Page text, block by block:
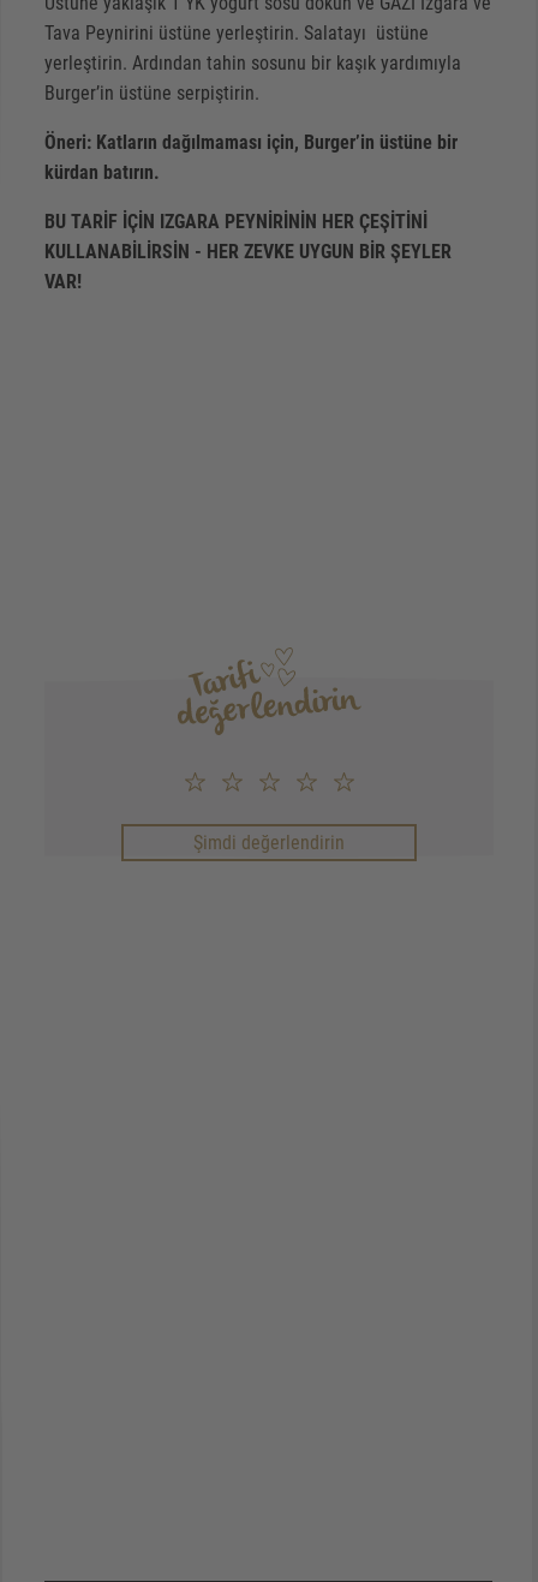
Tava Peynirini üstüne yerleştirin. Salatayı üstüne
yerleştirin. Ardından tahin sosunu bir kaşık yardımıyla
Burger’in üstüne serpiştirin.
Öneri: Katların dağılmaması için, Burger’in üstüne bir
kürdan batırın.
BU TARİF İÇİN IZGARA PEYNİRİNİN HER ÇEŞİTİNİ
KULLANABİLİRSİN - HER ZEVKE UYGUN BİR ŞEYLER
VAR!
Şimdi değerlendirin